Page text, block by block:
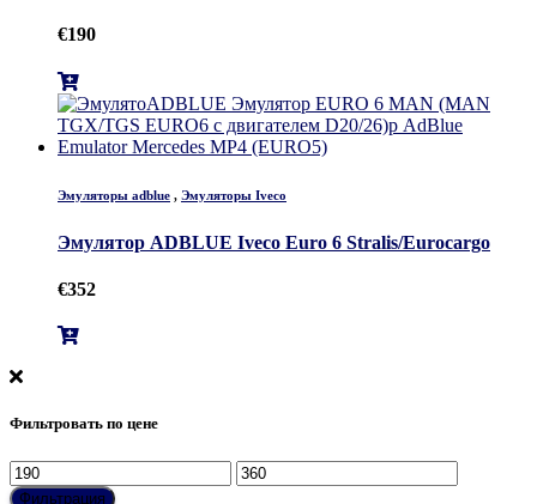
€190
Эмуляторы adblue , Эмуляторы Iveco
Эмулятор ADBLUE Iveco Euro 6 Stralis/Eurocargo
€352
Фильтровать по цене
Минимальная
цена
Максимальная
цена
Фильтрация